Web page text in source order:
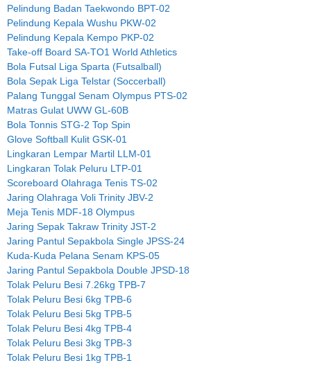
Pelindung Badan Taekwondo BPT-02
Pelindung Kepala Wushu PKW-02
Pelindung Kepala Kempo PKP-02
Take-off Board SA-TO1 World Athletics
Bola Futsal Liga Sparta (Futsalball)
Bola Sepak Liga Telstar (Soccerball)
Palang Tunggal Senam Olympus PTS-02
Matras Gulat UWW GL-60B
Bola Tonnis STG-2 Top Spin
Glove Softball Kulit GSK-01
Lingkaran Lempar Martil LLM-01
Lingkaran Tolak Peluru LTP-01
Scoreboard Olahraga Tenis TS-02
Jaring Olahraga Voli Trinity JBV-2
Meja Tenis MDF-18 Olympus
Jaring Sepak Takraw Trinity JST-2
Jaring Pantul Sepakbola Single JPSS-24
Kuda-Kuda Pelana Senam KPS-05
Jaring Pantul Sepakbola Double JPSD-18
Tolak Peluru Besi 7.26kg TPB-7
Tolak Peluru Besi 6kg TPB-6
Tolak Peluru Besi 5kg TPB-5
Tolak Peluru Besi 4kg TPB-4
Tolak Peluru Besi 3kg TPB-3
Tolak Peluru Besi 1kg TPB-1